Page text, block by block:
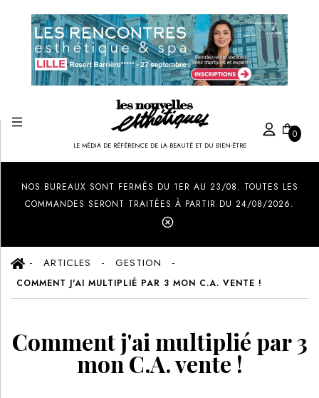
LE MÉDIA DE RÉFÉRENCE DE LA BEAUTÉ ET DU BIEN-ÊTRE
0
NOS BUREAUX SONT FERMÉS DU 1ER AU 23/08. TOUTES LES
COMMANDES SERONT TRAITÉES À PARTIR DU 24/08/2026.
ARTICLES GESTION
COMMENT J'AI MULTIPLIÉ PAR 3 MON C.A. VENTE !
Comment j'ai multiplié par 3
mon C.A. vente !